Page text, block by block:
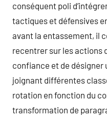
conséquent poli
tactiques et défensives
avant la entassement, il
recentrer sur les actions
confiance et de désigner
joignant différentes
rotation en fonction du
transformation de